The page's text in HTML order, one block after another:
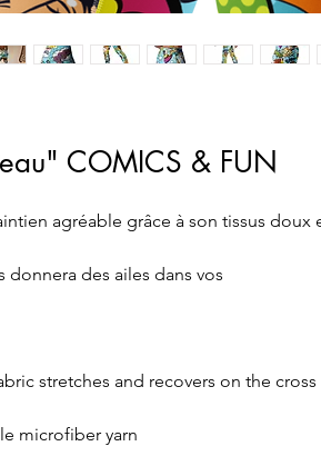
COMICS & FUN
agréable grâce à son tissus doux
des ailes dans vos
stretches and recovers on the cross
microfiber yarn